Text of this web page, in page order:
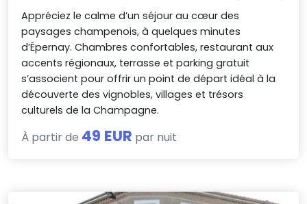
Appréciez le calme d’un séjour au cœur des
paysages champenois, à quelques minutes
d’Épernay. Chambres confortables, restaurant aux
accents régionaux, terrasse et parking gratuit
s’associent pour offrir un point de départ idéal à la
découverte des vignobles, villages et trésors
culturels de la Champagne.
À partir de 49 EUR par nuit